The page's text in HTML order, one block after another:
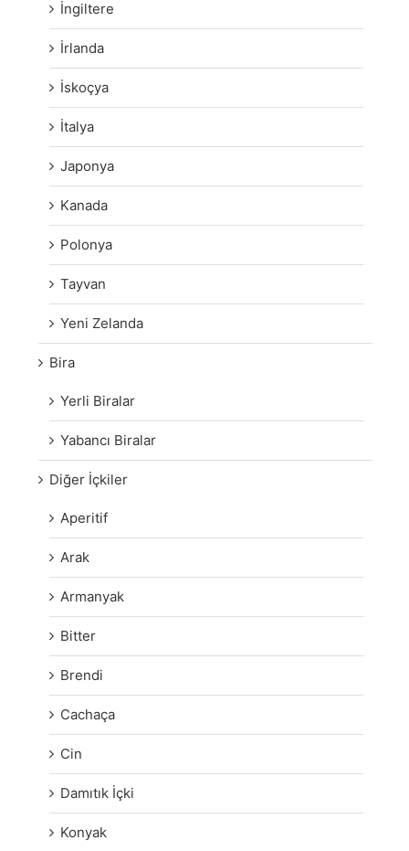
İngiltere
İrlanda
İskoçya
İtalya
Japonya
Kanada
Polonya
Tayvan
Yeni Zelanda
Bira
Yerli Biralar
Yabancı Biralar
Diğer İçkiler
Aperitif
Arak
Armanyak
Bitter
Brendi
Cachaça
Cin
Damıtık İçki
Konyak